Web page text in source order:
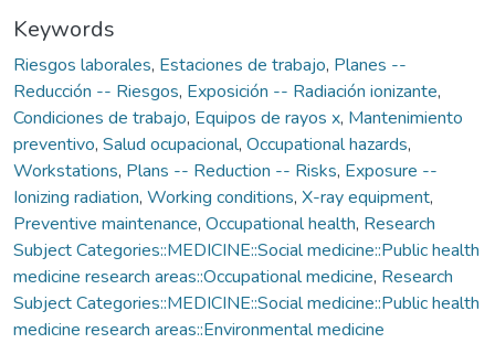
Keywords
Riesgos laborales, Estaciones de trabajo, Planes --
Reducción -- Riesgos, Exposición -- Radiación ionizante,
Condiciones de trabajo, Equipos de rayos x, Mantenimiento
preventivo, Salud ocupacional, Occupational hazards,
Workstations, Plans -- Reduction -- Risks, Exposure --
Ionizing radiation, Working conditions, X-ray equipment,
Preventive maintenance, Occupational health, Research
Subject Categories::MEDICINE::Social medicine::Public health
medicine research areas::Occupational medicine, Research
Subject Categories::MEDICINE::Social medicine::Public health
medicine research areas::Environmental medicine